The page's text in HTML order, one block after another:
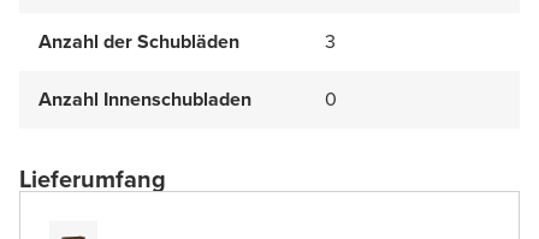
Anzahl der Schubläden 3
Anzahl Innenschubladen 0
Lieferumfang